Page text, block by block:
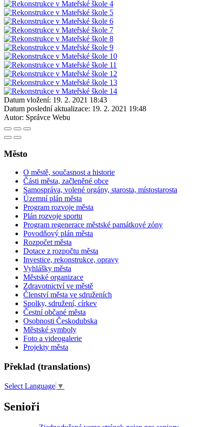
Datum vložení: 19. 2. 2021 18:43
Datum poslední aktualizace: 19. 2. 2021 19:48
Autor: Správce Webu
Město
O městě, současnost a historie
Části města, začleněné obce
Samospráva, volené orgány, starosta, místostarosta
Územní plán města
Program rozvoje města
Plán rozvoje sportu
Program regenerace městské památkové zóny
Povodňový plán města
Rozpočet města
Dotace z rozpočtu města
Investice, rekonstrukce, opravy
Vyhlášky města
Městské organizace
Zdravotnictví ve městě
Členství města ve sdruženích
Spolky, sdružení, církev
Čestní občané města
Osobnosti Českodubska
Městské symboly
Foto a videogalerie
Projekty města
Překlad (translations)
Select Language ▼
Senioři